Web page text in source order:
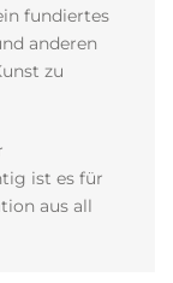
fundiertes
anderen
zu
ist es für
aus all